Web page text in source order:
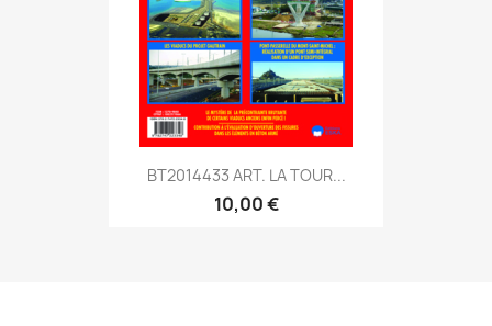
BT2014433 ART. LA TOUR...
10,00 €